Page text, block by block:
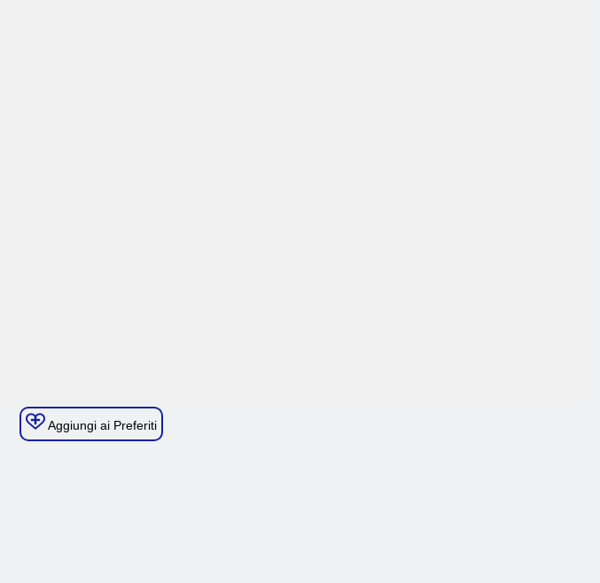
Aggiungi ai Preferiti